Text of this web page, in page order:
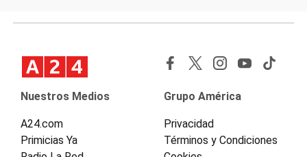
Nuestros Medios
A24.com
Primicias Ya
Grupo América
Privacidad
Términos y Condiciones